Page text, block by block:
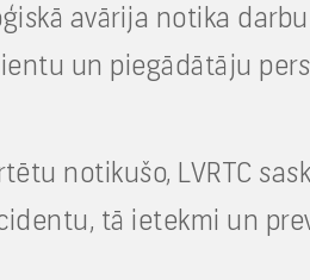
avārija notika
un piegādātāju
notikušo, LVRTC
tā ietekmi un